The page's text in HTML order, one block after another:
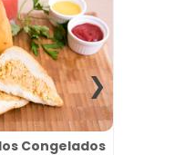
Congelados